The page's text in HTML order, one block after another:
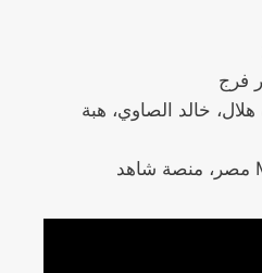
فرج
خالد الصاوي، هبة